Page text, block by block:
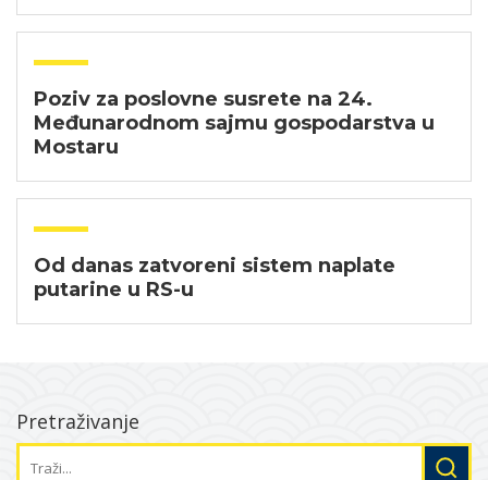
Poziv za poslovne susrete na 24.
Međunarodnom sajmu gospodarstva u
Mostaru
Od danas zatvoreni sistem naplate
putarine u RS-u
Pretraživanje